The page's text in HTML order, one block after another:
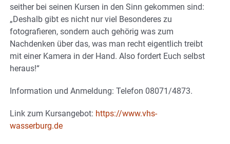
seither bei seinen Kursen in den Sinn gekommen sind:
„Deshalb gibt es nicht nur viel Besonderes zu
fotografieren, sondern auch gehörig was zum
Nachdenken über das, was man recht eigentlich treibt
mit einer Kamera in der Hand. Also fordert Euch selbst
heraus!“
Information und Anmeldung: Telefon 08071/4873.
Link zum Kursangebot: https://www.vhs-
wasserburg.de